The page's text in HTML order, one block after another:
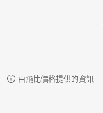
由飛比價格提供的資訊